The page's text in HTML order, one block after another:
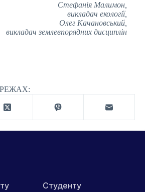
Стефанія Малимон,
викладач екології,
Олег Качановський,
викладач землевпорядних дисциплін
Студенту